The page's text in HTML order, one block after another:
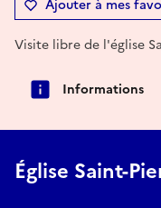
Ajouter à mes
Visite libre de l'église
Informations
Église Saint-